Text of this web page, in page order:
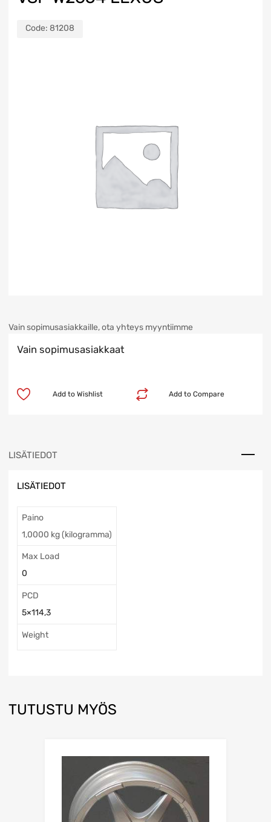
Code: 81208
Vain sopimusasiakkaille, ota yhteys myyntiimme
Vain sopimusasiakkaat
Add to Compare
Add to Wishlist
LISÄTIEDOT
LISÄTIEDOT
Paino
1,0000 kg (kilogramma)
Max Load
0
PCD
5×114,3
Weight
TUTUSTU MYÖS